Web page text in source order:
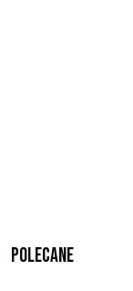
Polecane